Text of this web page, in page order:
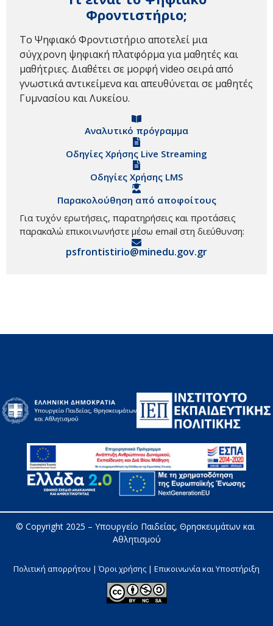
Φροντιστήριο;
Το Ψηφιακό Φροντιστήριο αποτελεί μια
σύγχρονη ψηφιακή πλατφόρμα για μαθητές και
μαθήτριες. Διαθέτει σε μορφή video σειρά από
γνωστικά αντικείμενα και απευθύνεται σε μαθητές
Γυμνασίου και Λυκείου.
Αναλυτικό πρόγραμμα
Οδηγίες Χρήσης Live Streaming
Οδηγίες Χρήσης LMS
Παρακολούθηση από αποφοίτους
Για τυχόν ερωτήσεις, παρατηρήσεις και προτάσεις
παρακαλώ επικοινωνήστε μέσω email στη διεύθυνση:
psfrontistirio@minedu.gov.gr
© Copyright 2025 – Υπουργείο Παιδείας, Θρησκευμάτων και
Αθλητισμού
Πολιτική απορρήτου | Όροι χρήσης | Επικοινωνία και Υποστήριξη